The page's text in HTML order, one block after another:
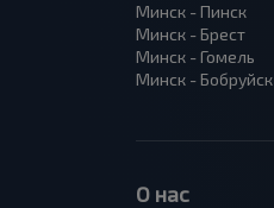
Минск - Пинск
Минск - Брест
Минск - Гомель
Минск - Бобруйск
О нас